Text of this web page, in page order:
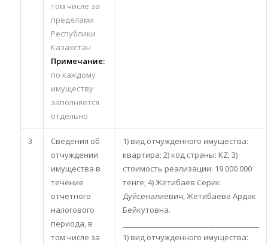
том числе за
пределами
Республики
Казахстан
Примечание:
по каждому
имуществу
заполняется
отдельно
3
Сведения об
отчуждении
имущества в
течение
отчетного
налогового
периода, в
том числе за
1) вид отчужденного имущества:
квартира; 2) код страны: KZ; 3)
стоимость реализации: 19 000 000
тенге; 4) Жетибаев Серик
Дуйсеналиевич, Жетибаева Ардак
Бейкутовна.
1) вид отчужденного имущества: